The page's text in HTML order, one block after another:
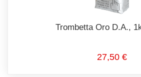
Trombetta Oro D.A.,
27,50 €